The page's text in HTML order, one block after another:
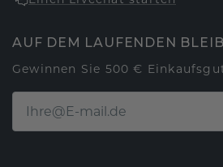
AUF DEM LAUFENDEN
Gewinnen Sie 500 €